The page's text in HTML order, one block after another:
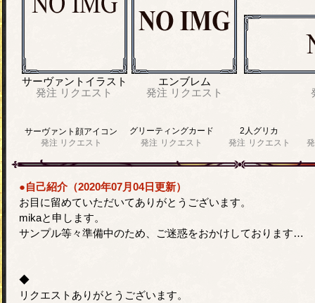
サーヴァントイラスト
発注 リクエスト
エンブレム
発注 リクエスト
サーヴァント顔アイコン
発注 リクエスト
グリーティングカード
発注 リクエスト
2人グリカ
発注 リクエスト
●自己紹介（2020年07月04日更新）
お目に留めていただいてありがとうございます。
mikaと申します。
サンプル等々準備中のため、ご迷惑をおかけしております…
◆
リクエストありがとうございます。